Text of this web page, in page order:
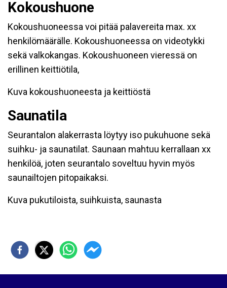
Kokoushuone
Kokoushuoneessa voi pitää palavereita max. xx
henkilömäärälle. Kokoushuoneessa on videotykki
sekä valkokangas. Kokoushuoneen vieressä on
erillinen keittiötila,
Kuva kokoushuoneesta ja keittiöstä
Saunatila
Seurantalon alakerrasta löytyy iso pukuhuone sekä
suihku- ja saunatilat. Saunaan mahtuu kerrallaan xx
henkilöä, joten seurantalo soveltuu hyvin myös
saunailtojen pitopaikaksi.
Kuva pukutiloista, suihkuista, saunasta